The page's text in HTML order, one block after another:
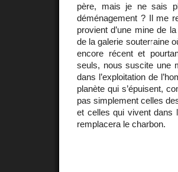
père, mais je ne sais
déménagement ? Il me
provient d’une mine de
de la galerie souterraine
encore récent et
seuls, nous suscite une
dans l’exploitation de
planète qui s’épuisent,
pas simplement celles
et celles qui vivent dans
remplacera le charbon.